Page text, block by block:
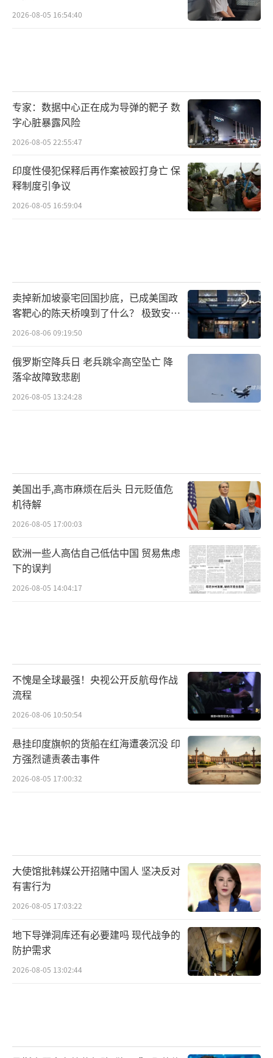
按照约定，赛考斯今年将再来中国。他会
先在洛阳待两三天，然后白帆带着学生和他一
长，治沙人种下的绿越发蓬勃。 （责任编辑：张小花
TT1000）
2026-08-05 16:54:40
专家：数据中心正在成为导弹的靶子 数
字心脏暴露风险
2026-08-05 22:55:47
印度性侵犯保释后再作案被殴打身亡 保
释制度引争议
2026-08-05 16:59:04
卖掉新加坡豪宅回国抄底，已成美国政
客靶心的陈天桥嗅到了什么？ 极致安全
的追寻
2026-08-06 09:19:50
俄罗斯空降兵日 老兵跳伞高空坠亡 降
落伞故障致悲剧
2026-08-05 13:24:28
美国出手,高市麻烦在后头 日元贬值危
机待解
2026-08-05 17:00:03
欧洲一些人高估自己低估中国 贸易焦虑
下的误判
2026-08-05 14:04:17
不愧是全球最强！央视公开反航母作战
流程
2026-08-06 10:50:54
悬挂印度旗帜的货船在红海遭袭沉没 印
方强烈谴责袭击事件
2026-08-05 17:00:32
大使馆批韩媒公开招赌中国人 坚决反对
有害行为
2026-08-05 17:03:22
地下导弹洞库还有必要建吗 现代战争的
防护需求
2026-08-05 13:02:44